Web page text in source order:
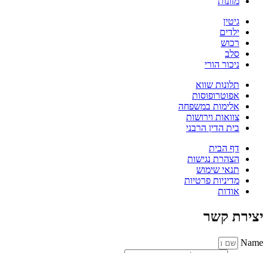
גיטין
ילדים
רכוש
סלב
ניכור הורי
תלונות שווא
אפוטרופוסות
אלימות במשפחה
צוואות וירושות
בית הדין הרבני
דף הבית
הצהרת נגישות
תנאי שימוש
מדיניות פרטיות
אודות
יצירת קשר
Name